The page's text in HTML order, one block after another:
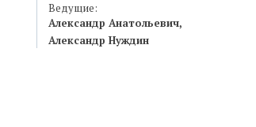
Ведущие:
Александр Анатольевич
Александр Нуждин